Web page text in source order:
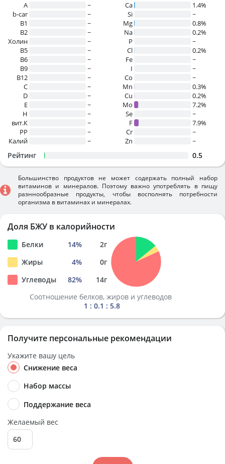
A
~
b-car
~
В1
~
B2
~
Холин
~
B5
~
B6
~
B9
~
B12
~
C
~
D
~
E
~
H
~
вит.К
~
PP
~
Калий
~
Ca
1.4%
Si
~
Mg
0.8%
Na
0.2%
P
~
Cl
0.2%
Fe
~
I
~
Co
~
Mn
0.3%
Cu
0.2%
Mo
7.2%
Se
~
F
7.9%
Cr
~
Zn
~
Рейтинг 0.5
Большинство продуктов не может содержать полный набор
витаминов и минералов. Поэтому важно употреблять в пищу
разннообразные продукты, чтобы восполнять потребности
организма в витаминах и минералах.
Доля БЖУ в калорийности
Белки 14% 2г
Жиры
4% 0г
Углеводы
82% 14г
Соотношение белков, жиров и углеводов
1 : 0.1 : 5.8
Получите персональные рекомендации
Укажите вашу цель
Снижение веса
Набор массы
Поддержание веса
Желаемый вес